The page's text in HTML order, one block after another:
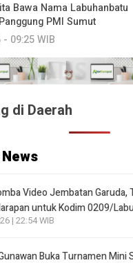
Bawa Nama Labuhanbatu
PMI Sumut
09:25 WIB
di Daerah
Video Jembatan Garuda,
untuk Kodim 0209/
| 22:54 WIB
Buka Turnamen Mini